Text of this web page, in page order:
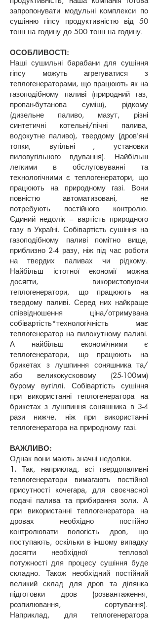
запропонувати модульні комплекси по
сушінню гіпсу продуктивністю від 50
тонн на годину до 500 тонн на годину.
ОСОБЛИВОСТІ:
Наші сушильні барабани для сушіння
гіпсу можуть агрегуватися з
теплогенераторами, що працюють як на
газоподібному паливі (природний газ,
пропан-бутанова суміш), рідкому
(дизельне паливо, мазут, різні
синтетичні котельні/пічні палива,
водокутне паливо), твердому (дров'яні
топки, вугільні , установки
пиловугільного вдування). Найбільш
легкими в обслуговуванні та
технологічними є теплогенератори, що
працюють на природному газі. Вони
повністю автоматизовані, не
потребують постійного контролю.
Єдиний недолік – вартість природного
газу в Україні. Собівартість сушіння на
газоподібному паливі помітно вище,
приблизно 2-4 разу, ніж під час роботи
на твердих паливах чи рідкому.
Найбільш істотної економії можна
досягти, використовуючи
теплогенератори, що працюють на
твердому паливі. Серед них найкраще
співвідношення ціна/отримувана
собівартість*технологічність має
теплогенератор на пилокутному паливі.
А найбільш економічними є
теплогенератори, що працюють на
брикетах з лушпиння соняшника та/
або великокусковому (25-100мм)
бурому вугіллі. Собівартість сушіння
при використанні теплогенератора на
брикетах з лушпиння соняшника в 3-4
рази нижче, ніж при використанні
теплогенератора на природному газі.
ВАЖЛИВО:
Однак вони мають значні недоліки.
1. Так, наприклад, всі твердопаливні
теплогенератори вимагають постійної
присутності кочегара, для своєчасної
подачі палива та прибирання золи. А
при використанні теплогенератора на
дровах необхідно постійно
контролювати вологість дров, що
поступають, оскільки в іншому випадку
досягти необхідної теплової
потужності для процесу сушіння буде
складно. Також необхідний постійний
великий склад для дров та ділянка
підготовки дров (розвантаження,
розпилювання, сортування).
Наприклад, для теплогенератора